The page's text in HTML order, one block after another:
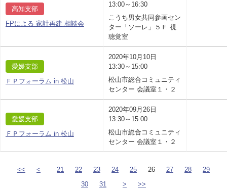
高知支部
FPによる 家計再建 相談会
13:00～16:30
こうち男女共同参画セン
ター「ソーレ」５Ｆ 視
聴覚室
愛媛支部
ＦＰフォーラム in 松山
2020年10月10日
13:30～15:00
松山市総合コミュニティ
センター 会議室１・２
愛媛支部
ＦＰフォーラム in 松山
2020年09月26日
13:30～15:00
松山市総合コミュニティ
センター 会議室１・２
<< < 21 22 23 24 25 26 27 28
29
30
31 > >>